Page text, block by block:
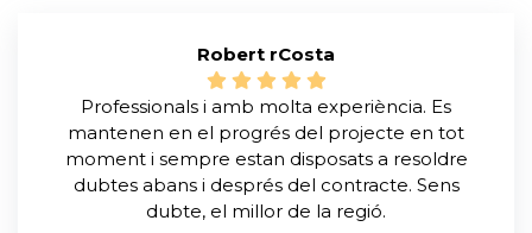
Robert rCosta
Professionals i amb molta experiència. Es
mantenen en el progrés del projecte en tot
moment i sempre estan disposats a resoldre
dubtes abans i després del contracte. Sens
dubte, el millor de la regió.